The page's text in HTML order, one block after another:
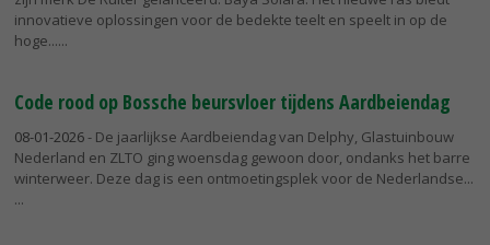
innovatieve oplossingen voor de bedekte teelt en speelt in op de
hoge...
Code rood op Bossche beursvloer tijdens Aardbeiendag
08-01-2026- De jaarlijkse Aardbeiendag van Delphy, Glastuinbouw
Nederland en ZLTO ging woensdag gewoon door, ondanks het barre
winterweer. Deze dag is een ontmoetingsplek voor de Nederlandse...